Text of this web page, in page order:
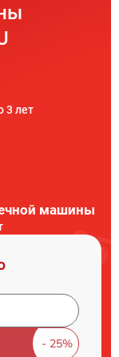
3 лет
машины